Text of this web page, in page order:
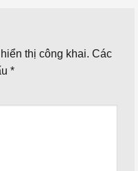
thị công khai. Các
*